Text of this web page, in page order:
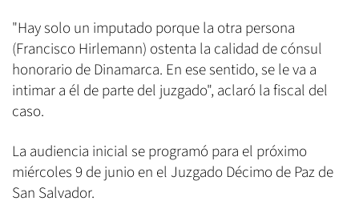
"Hay solo un imputado porque la otra persona
(Francisco Hirlemann) ostenta la calidad de cónsul
honorario de Dinamarca. En ese sentido, se le va a
intimar a él de parte del juzgado", aclaró la fiscal del
caso.
La audiencia inicial se programó para el próximo
miércoles 9 de junio en el Juzgado Décimo de Paz de
San Salvador.